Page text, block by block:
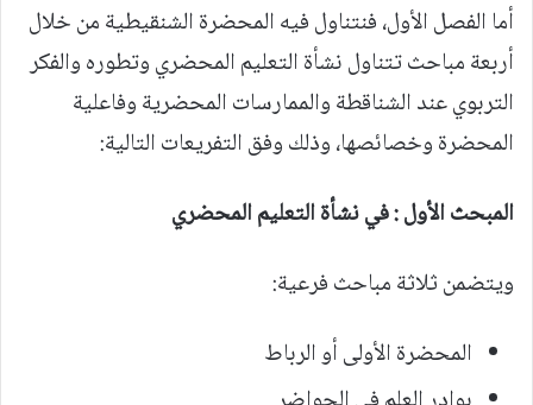
أما الفصل الأول، فنتناول فيه المحضرة الشنقيطية من خلال
أربعة مباحث تتناول نشأة التعليم المحضري وتطوره والفكر
التربوي عند الشناقطة والممارسات المحضرية وفاعلية
المحضرة وخصائصها، وذلك وفق التفريعات التالية:
المبحث الأول : في نشأة التعليم المحضري
ويتضمن ثلاثة مباحث فرعية:
المحضرة الأولى أو الرباط